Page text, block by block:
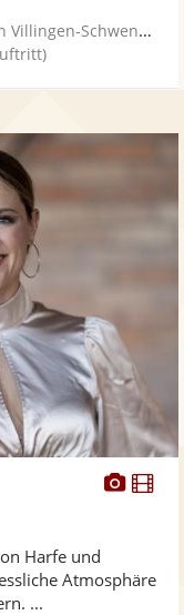
Schwenningen
Harfe und
Atmosphäre
...